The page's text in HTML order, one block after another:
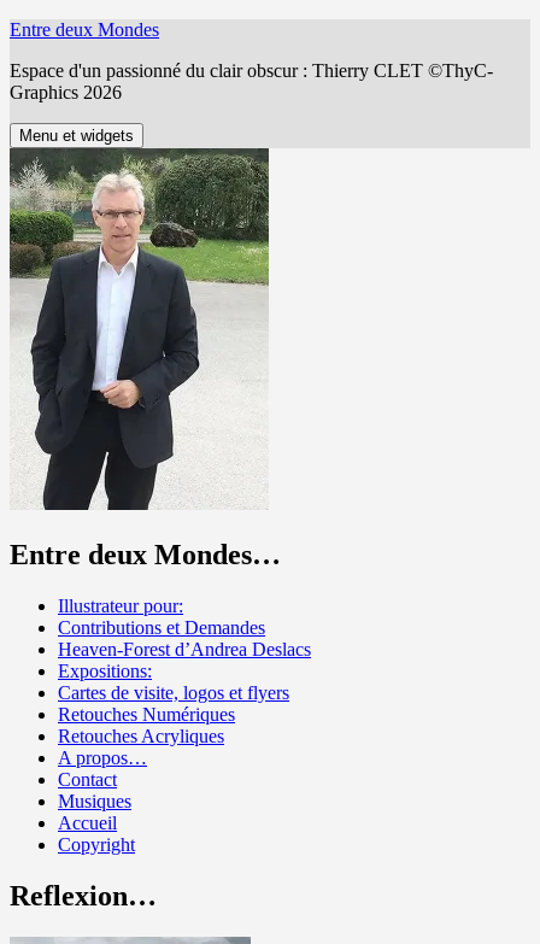
Aller
contenu
Entre deux Mondes
Espace d'un passionné du clair obscur : Thierry CLET ©ThyC-
Graphics 2026
Menu et widgets
Entre deux Mondes…
Illustrateur pour:
Contributions et Demandes
Heaven-Forest d’Andrea Deslacs
Expositions:
Cartes de visite, logos et flyers
Retouches Numériques
Retouches Acryliques
A propos…
Contact
Musiques
Accueil
Copyright
Reflexion…